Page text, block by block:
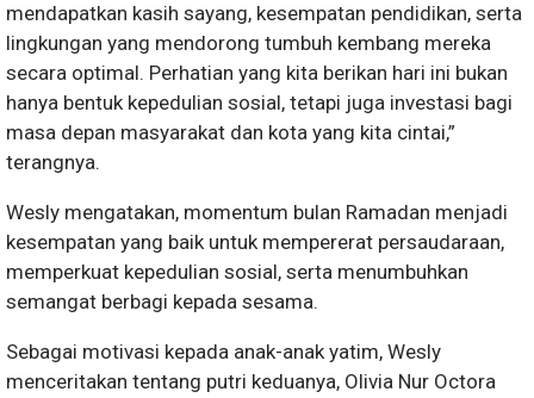
mendapatkan kasih sayang, kesempatan pendidikan, serta
lingkungan yang mendorong tumbuh kembang mereka
secara optimal. Perhatian yang kita berikan hari ini bukan
hanya bentuk kepedulian sosial, tetapi juga investasi bagi
masa depan masyarakat dan kota yang kita cintai,”
terangnya.
Wesly mengatakan, momentum bulan Ramadan menjadi
kesempatan yang baik untuk mempererat persaudaraan,
memperkuat kepedulian sosial, serta menumbuhkan
semangat berbagi kepada sesama.
Sebagai motivasi kepada anak-anak yatim, Wesly
menceritakan tentang putri keduanya, Olivia Nur Octora